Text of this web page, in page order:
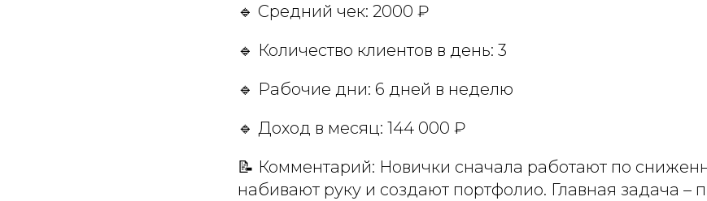
🔹 Средний чек: 2000 ₽
🔹 Количество клиентов в день: 3
🔹 Рабочие дни: 6 дней в неделю
🔹 Доход в месяц: 144 000 ₽
📝 Комментарий: Новички сначала работают по
набивают руку и создают портфолио. Главная задача –